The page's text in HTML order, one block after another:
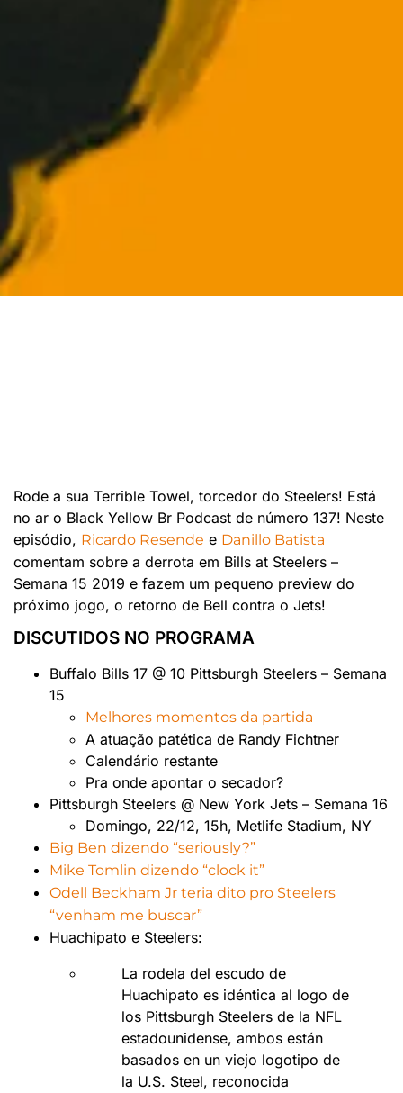
Rode a sua Terrible Towel, torcedor do Steelers! Está
no ar o Black Yellow Br Podcast de número 137! Neste
episódio, Ricardo Resende e Danillo Batista
comentam sobre a derrota em Bills at Steelers –
Semana 15 2019 e fazem um pequeno preview do
próximo jogo, o retorno de Bell contra o Jets!
DISCUTIDOS NO PROGRAMA
Buffalo Bills 17 @ 10 Pittsburgh Steelers – Semana
15
Melhores momentos da partida
A atuação patética de Randy Fichtner
Calendário restante
Pra onde apontar o secador?
Pittsburgh Steelers @ New York Jets – Semana 16
Domingo, 22/12, 15h, Metlife Stadium, NY
Big Ben dizendo “seriously?”
Mike Tomlin dizendo “clock it”
Odell Beckham Jr teria dito pro Steelers
“venham me buscar”
Huachipato e Steelers:
La rodela del escudo de
Huachipato es idéntica al logo de
los Pittsburgh Steelers de la NFL
estadounidense, ambos están
basados en un viejo logotipo de
la U.S. Steel, reconocida